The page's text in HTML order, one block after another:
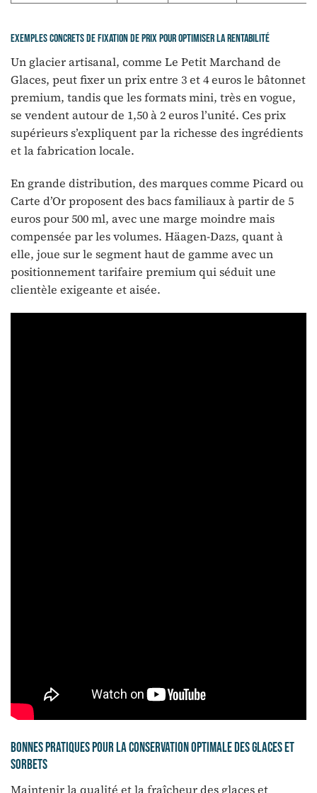
Exemples concrets de fixation de prix pour optimiser la rentabilité
Un glacier artisanal, comme Le Petit Marchand de
Glaces, peut fixer un prix entre 3 et 4 euros le bâtonnet
premium, tandis que les formats mini, très en vogue,
se vendent autour de 1,50 à 2 euros l’unité. Ces prix
supérieurs s’expliquent par la richesse des ingrédients
et la fabrication locale.
En grande distribution, des marques comme Picard ou
Carte d’Or proposent des bacs familiaux à partir de 5
euros pour 500 ml, avec une marge moindre mais
compensée par les volumes. Häagen-Dazs, quant à
elle, joue sur le segment haut de gamme avec un
positionnement tarifaire premium qui séduit une
clientèle exigeante et aisée.
Bonnes pratiques pour la conservation optimale des glaces et
sorbets
Maintenir la qualité et la fraîcheur des glaces et